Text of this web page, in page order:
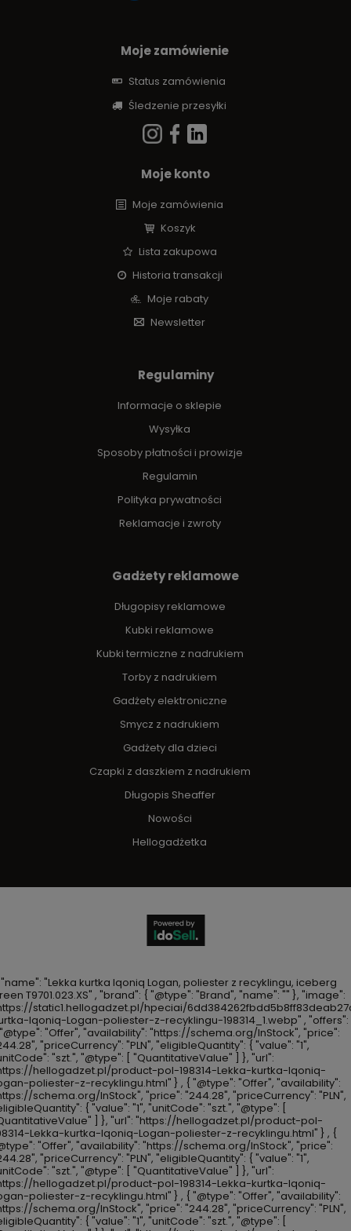
Moje zamówienie
Status zamówienia
Śledzenie przesyłki
Moje konto
Moje zamówienia
Koszyk
Lista zakupowa
Historia transakcji
Moje rabaty
Newsletter
Regulaminy
Informacje o sklepie
Wysyłka
Sposoby płatności i prowizje
Regulamin
Polityka prywatności
Reklamacje i zwroty
Gadżety reklamowe
Długopisy reklamowe
Kubki reklamowe
Kubki termiczne z nadrukiem
Torby z nadrukiem
Gadżety elektroniczne
Smycz z nadrukiem
Gadżety dla dzieci
Czapki z daszkiem z nadrukiem
Długopis Sheaffer
Nowości
Hellogadżetka
"Lekka kurtka Iqoniq Logan, poliester z recyklingu, iceberg
T9701.023.XS" , "brand": { "@type": "Brand", "name": "" }, "image":
static1.hellogadzet.pl/hpeciai/
Iqoniq-Logan-poliester-z-recyklingu-198314_1.webp" ,
"Offer", "availability": "https://schema.org/InStock", "price":
"priceCurrency": "PLN", "eligibleQuantity": { "value": "1",
"szt.", "@type": [ "QuantitativeValue" ] }, "url":
hellogadzet.pl/product-pol-198314-Lekka-kurtka-Iqoniq-
poliester-z-recyklingu.html" } , { "@type": "Offer", "availability":
schema.org/InStock", "price": "244.28", "priceCurrency": "PLN",
{ "value": "1", "unitCode": "szt.", "@type": [
] }, "url": "https://hellogadzet.pl/product-pol-
Lekka-kurtka-Iqoniq-Logan-poliester-z-recyklingu.html" } , {
"Offer", "availability": "https://schema.org/InStock", "price":
"priceCurrency": "PLN", "eligibleQuantity": { "value": "1",
"szt.", "@type": [ "QuantitativeValue" ] }, "url":
hellogadzet.pl/product-pol-198314-Lekka-kurtka-Iqoniq-
poliester-z-recyklingu.html" } , { "@type": "Offer", "availability":
schema.org/InStock", "price": "244.28", "priceCurrency": "PLN",
{ "value": "1", "unitCode": "szt.", "@type": [